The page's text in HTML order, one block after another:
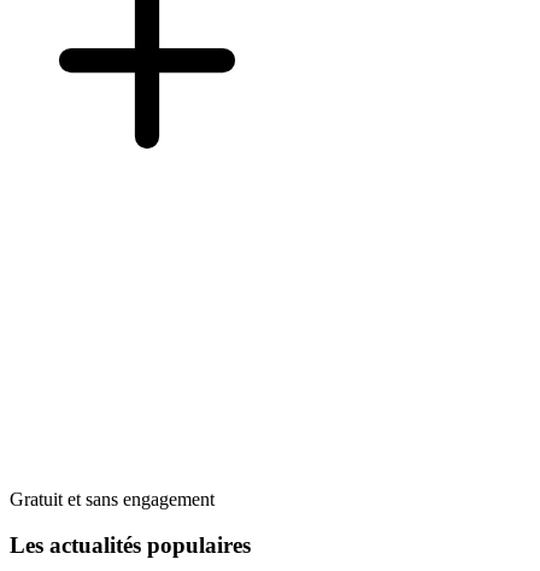
Gratuit et sans engagement
Les actualités populaires